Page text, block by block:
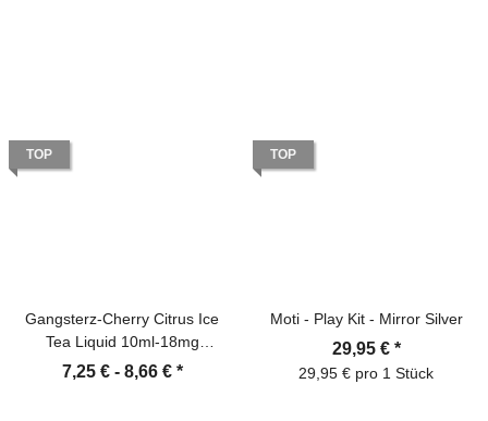
TOP
Gangsterz-Cherry Citrus Ice
Tea Liquid 10ml-18mg
Nikotinsalz
7,25 € - 8,66 € *
TOP
Moti - Play Kit - Mirror Silver
29,95 € *
29,95 € pro 1 Stück